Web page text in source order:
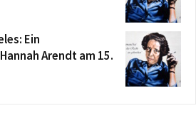
Ein
Arendt am 15.